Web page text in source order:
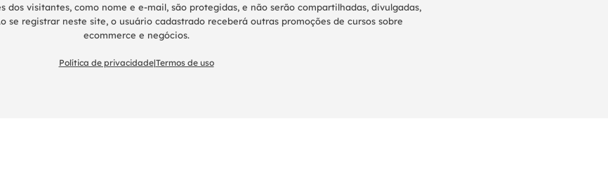
dos visitantes, como nome e e-mail, são protegidas, e não serão compartilhadas, divulgadas,
se registrar neste site, o usuário cadastrado receberá outras promoções de cursos sobre
ecommerce e negócios.
Política de privacidade|Termos de uso